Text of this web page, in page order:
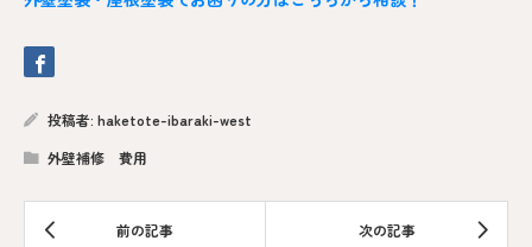
投稿者: haketote-ibaraki-west
外壁補修 費用